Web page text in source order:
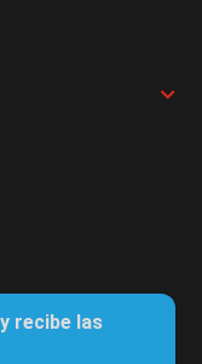
recibe las